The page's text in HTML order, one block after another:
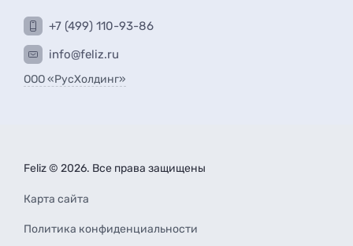
+7 (499) 110-93-86
info@feliz.ru
ООО «РусХолдинг»
Feliz © 2026. Все права защищены
Карта сайта
Политика конфиденциальности